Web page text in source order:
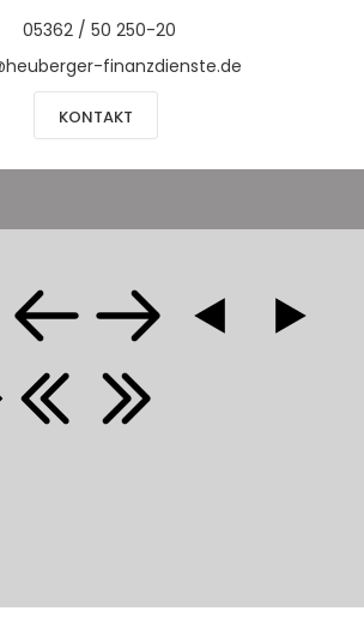
05362 / 50 250-20
finanzdienste.de
KONTAKT